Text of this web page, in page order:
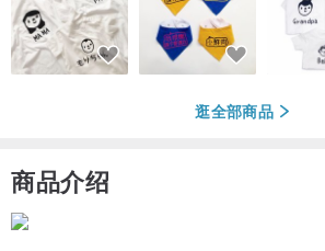
逛全部商品
商品介绍